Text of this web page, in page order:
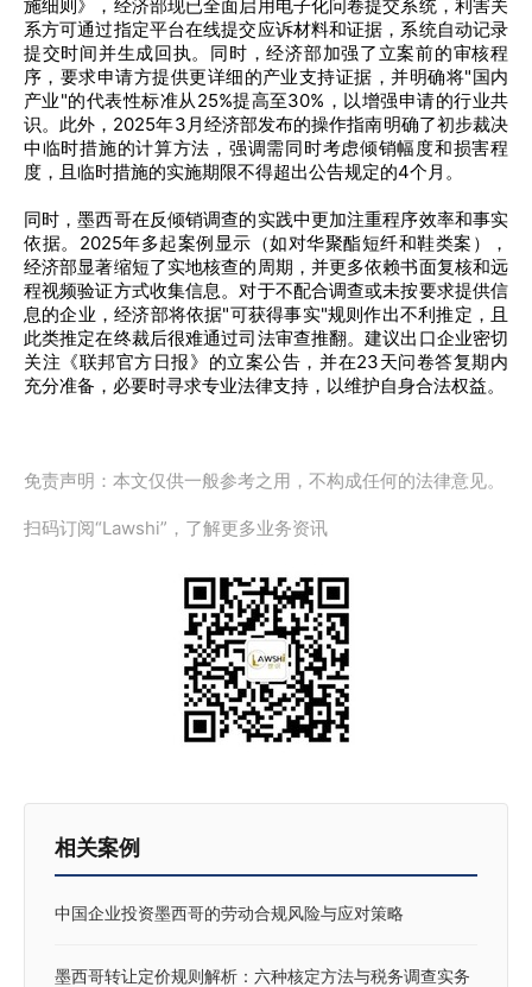
施细则》，经济部现已全面启用电子化问卷提交系统，利害关
系方可通过指定平台在线提交应诉材料和证据，系统自动记录
提交时间并生成回执。同时，经济部加强了立案前的审核程
序，要求申请方提供更详细的产业支持证据，并明确将"国内
产业"的代表性标准从25%提高至30%，以增强申请的行业共
识。此外，2025年3月经济部发布的操作指南明确了初步裁决
中临时措施的计算方法，强调需同时考虑倾销幅度和损害程
度，且临时措施的实施期限不得超出公告规定的4个月。
同时，墨西哥在反倾销调查的实践中更加注重程序效率和事实
依据。2025年多起案例显示（如对华聚酯短纤和鞋类案），
经济部显著缩短了实地核查的周期，并更多依赖书面复核和远
程视频验证方式收集信息。对于不配合调查或未按要求提供信
息的企业，经济部将依据"可获得事实"规则作出不利推定，且
此类推定在终裁后很难通过司法审查推翻。建议出口企业密切
关注《联邦官方日报》的立案公告，并在23天问卷答复期内
充分准备，必要时寻求专业法律支持，以维护自身合法权益。
免责声明：本文仅供一般参考之用，不构成任何的法律意见。
扫码订阅“Lawshi”，了解更多业务资讯
相关案例
中国企业投资墨西哥的劳动合规风险与应对策略
墨西哥转让定价规则解析：六种核定方法与税务调查实务